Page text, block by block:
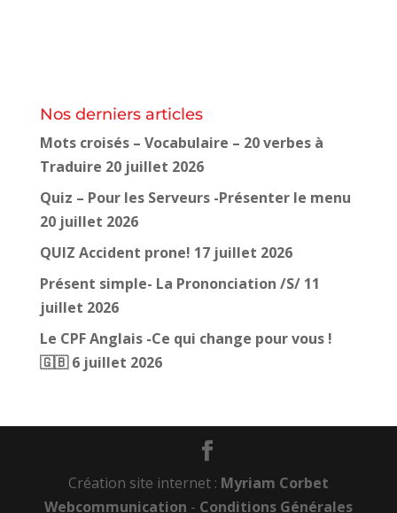
Nos derniers articles
Mots croisés – Vocabulaire – 20 verbes à
Traduire 20 juillet 2026
Quiz – Pour les Serveurs -Présenter le menu
20 juillet 2026
QUIZ Accident prone! 17 juillet 2026
Présent simple- La Prononciation /S/ 11
juillet 2026
Le CPF Anglais -Ce qui change pour vous !
🇬🇧 6 juillet 2026
Création site internet : Myriam Corbet
Webcommunication - Conditions Générales